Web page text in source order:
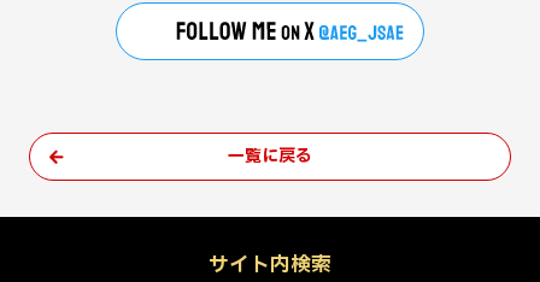
一覧に戻る
サイト内検索